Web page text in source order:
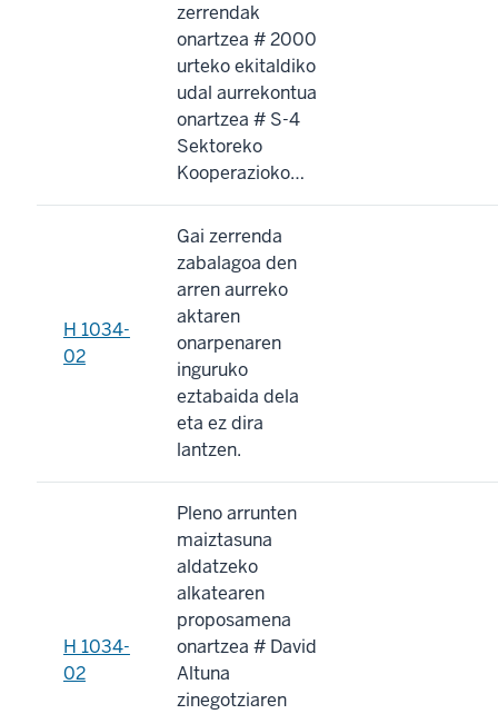
zerrendak
onartzea # 2000
urteko ekitaldiko
udal aurrekontua
onartzea # S-4
Sektoreko
Kooperazioko…
H 1034-
02
Gai zerrenda
zabalagoa den
arren aurreko
aktaren
onarpenaren
inguruko
eztabaida dela
eta ez dira
lantzen.
H 1034-
02
Pleno arrunten
maiztasuna
aldatzeko
alkatearen
proposamena
onartzea # David
Altuna
zinegotziaren